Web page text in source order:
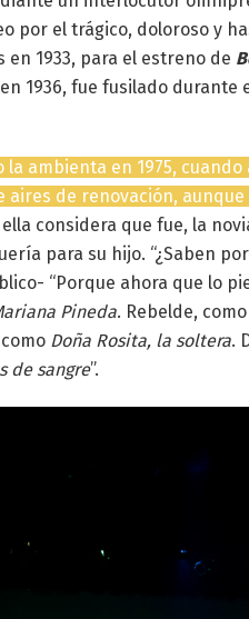
por el trágico, doloroso y
en 1933, para el estreno de
1936, fue fusilado durante
ambienta en 1975,
aires de renovación,
considera que fue, la
para su hijo. “¿Saben
“Porque ahora que lo
Pineda. Rebelde,
Doña Rosita, la soltera.
de sangre”.